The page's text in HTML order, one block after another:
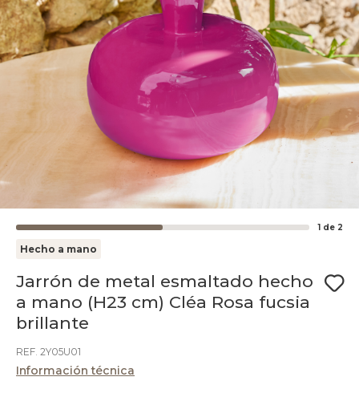
1 de 2
Hecho a mano
Jarrón de metal esmaltado hecho
a mano (H23 cm) Cléa Rosa fucsia
brillante
REF. 2Y05U01
Información técnica